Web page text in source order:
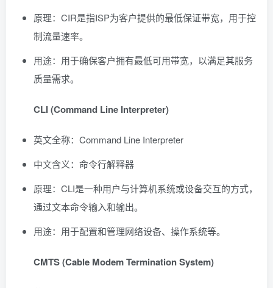
原理：CIR是指ISP为客户提供的最低保证带宽，用于控
制流量速率。
用途：用于确保客户拥有最低可用带宽，以满足其服务
质量需求。
CLI (Command Line Interpreter)
英文全称：Command Line Interpreter
中文含义：命令行解释器
原理：CLI是一种用户与计算机系统或设备交互的方式，
通过文本命令输入和输出。
用途：用于配置和管理网络设备、操作系统等。
CMTS (Cable Modem Termination System)